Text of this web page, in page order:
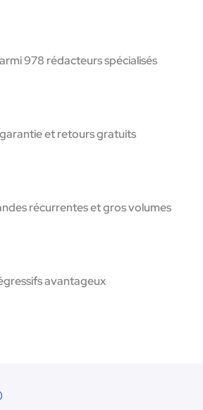
978 rédacteurs spécialisés
et retours gratuits
récurrentes et gros volumes
avantageux